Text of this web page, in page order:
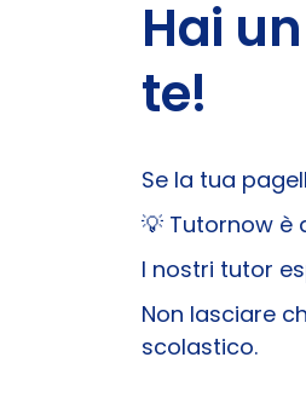
Hai
te!
Se la tua
💡 Tutornow è
I nostri tutor
Non lasciare
scolastico.